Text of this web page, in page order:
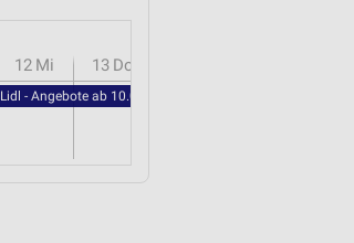
12 Mi 13 Do
Lidl - Angebote ab 10.08.